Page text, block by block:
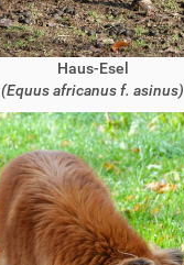
Haus-Esel
(Equus africanus f. asinus)